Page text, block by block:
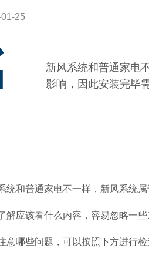
25
新风系统和普通家电
影响，因此安装完毕
和普通家电不一样，新风系统属
解应该看什么内容，容易忽略一
意哪些问题，可以按照下方进行检